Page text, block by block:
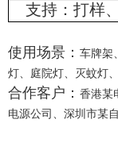
支持：打样
使用场景： 车牌架
灯、庭院灯、灭蚊灯
合作客户： 香港某
电源公司、深圳市某